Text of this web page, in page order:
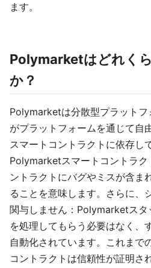
ます。
Polymarketはどれく
か？
Polymarketは分散型プラットフ
がプラットフォームを通じて自
スマートコントラクトに依存し
Polymarketスマートコントラク
ントラクトにバグやミスが含ま
ることを意味します。さらに、
関与しません：Polymarketスタ
を処理してもらう必要はなく、
自動化されています。これま
コントラクトは信頼性が証明さ